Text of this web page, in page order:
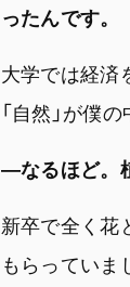
ったんです。
大学では経済
「自然」が僕
―なるほど。
新卒で全く花
もらってい